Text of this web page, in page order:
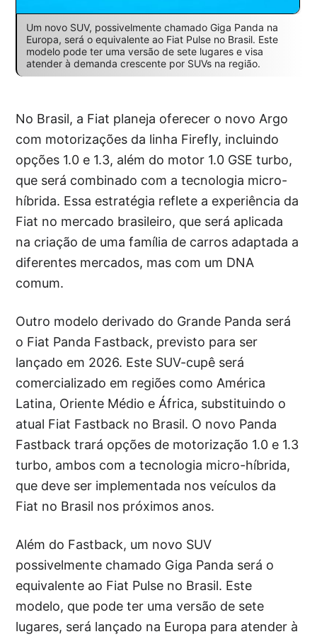
Um novo SUV, possivelmente chamado Giga Panda na
Europa, será o equivalente ao Fiat Pulse no Brasil. Este
modelo pode ter uma versão de sete lugares e visa
atender à demanda crescente por SUVs na região.
No Brasil, a Fiat planeja oferecer o novo Argo
com motorizações da linha Firefly, incluindo
opções 1.0 e 1.3, além do motor 1.0 GSE turbo,
que será combinado com a tecnologia micro-
híbrida. Essa estratégia reflete a experiência da
Fiat no mercado brasileiro, que será aplicada
na criação de uma família de carros adaptada a
diferentes mercados, mas com um DNA
comum.
Outro modelo derivado do Grande Panda será
o Fiat Panda Fastback, previsto para ser
lançado em 2026. Este SUV-cupê será
comercializado em regiões como América
Latina, Oriente Médio e África, substituindo o
atual Fiat Fastback no Brasil. O novo Panda
Fastback trará opções de motorização 1.0 e 1.3
turbo, ambos com a tecnologia micro-híbrida,
que deve ser implementada nos veículos da
Fiat no Brasil nos próximos anos.
Além do Fastback, um novo SUV
possivelmente chamado Giga Panda será o
equivalente ao Fiat Pulse no Brasil. Este
modelo, que pode ter uma versão de sete
lugares, será lançado na Europa para atender à